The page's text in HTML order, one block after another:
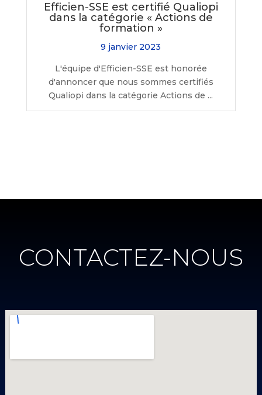
Efficien-SSE est certifié Qualiopi
dans la catégorie « Actions de
formation »
9 janvier 2023
L'équipe d'Efficien-SSE est honorée
d'annoncer que nous sommes certifiés
Qualiopi dans la catégorie Actions de ...
CONTACTEZ-NOUS